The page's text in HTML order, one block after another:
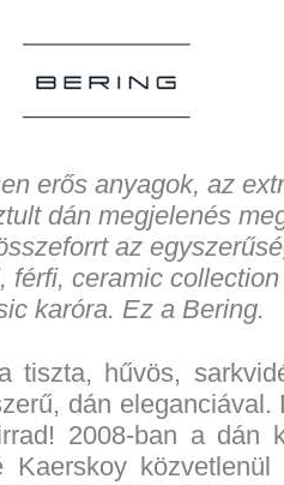
erős anyagok, az
dán megjelenés
az
férfi, ceramic
karóra. Ez a Bering.
tiszta, hűvös,
dán eleganciával.
2008-ban a dán
Kaerskoy